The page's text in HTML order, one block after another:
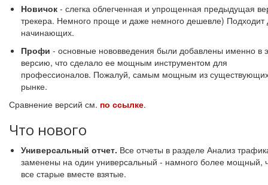
Новичок - слегка облегченная и упрощенная предыдущая
трекера. Немного проще и даже немного дешевле) Подходит
начинающих.
Профи - основные нововведения были добавлены именно в
версию, что сделало ее мощным инструментом для
профессионалов. Пожалуй, самым мощным из
рынке.
Сравнение версий см. по ссылке.
Что нового
Универсальный отчет. Все отчеты в разделе Анализ
заменены на один универсальный - намного более мощный,
все старые вместе взятые.